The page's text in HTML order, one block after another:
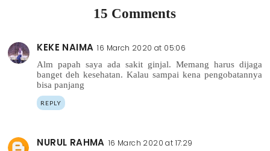
15 Comments
KEKE NAIMA 16 March 2020 at 05:06
Alm papah saya ada sakit ginjal. Memang harus dijaga
banget deh kesehatan. Kalau sampai kena pengobatannya
bisa panjang
REPLY
NURUL RAHMA 16 March 2020 at 17:29